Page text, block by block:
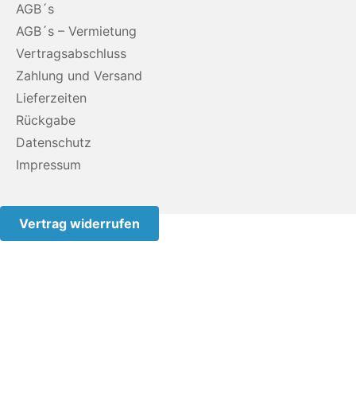
AGB´s
AGB´s – Vermietung
Vertragsabschluss
Zahlung und Versand
Lieferzeiten
Rückgabe
Datenschutz
Impressum
Vertrag widerrufen